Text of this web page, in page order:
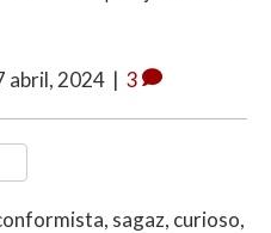
abril, 2024 | 3
sagaz, curioso,